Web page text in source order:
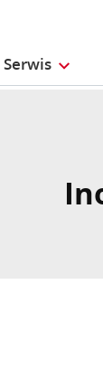
Serwis